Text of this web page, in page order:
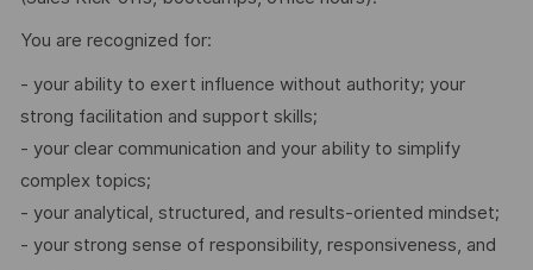
You are recognized for:
- your ability to exert influence without authority; your
strong facilitation and support skills;
- your clear communication and your ability to simplify
complex topics;
- your analytical, structured, and results-oriented mindset;
- your strong sense of responsibility, responsiveness, and